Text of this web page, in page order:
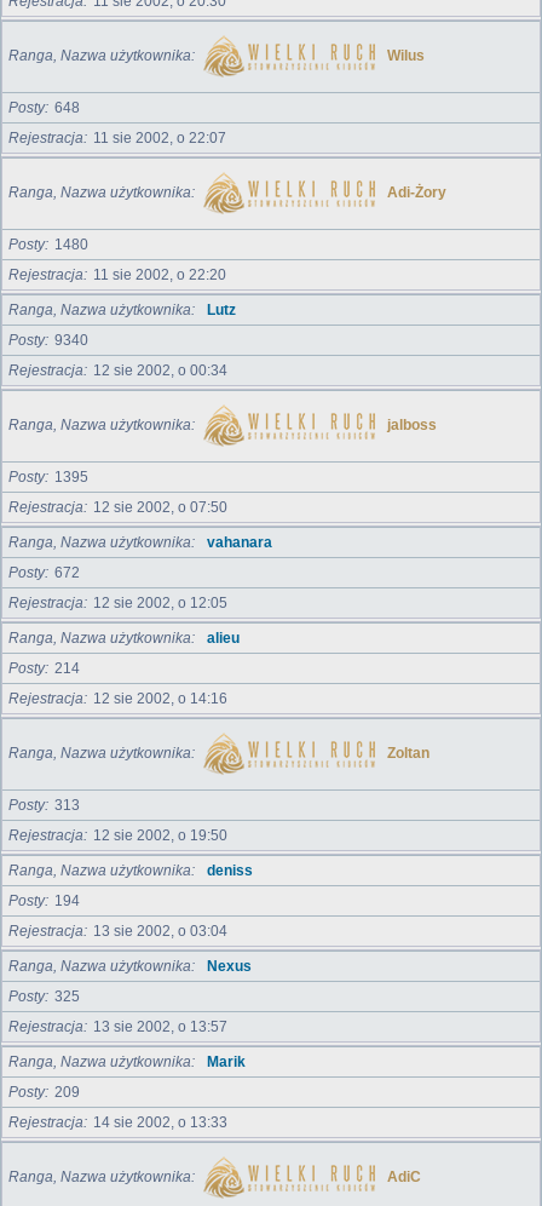
Ranga, Nazwa użytkownika Wilus
Posty 648
Rejestracja
11 sie 2002, o 22:07
Ranga, Nazwa użytkownika Adi-Żory
Posty
1480
Rejestracja
11 sie 2002, o 22:20
Ranga, Nazwa użytkownika
Lutz
Posty 9340
Rejestracja
12 sie 2002, o 00:34
Ranga, Nazwa użytkownika jalboss
Posty
1395
Rejestracja
12 sie 2002, o 07:50
Ranga, Nazwa użytkownika
vahanara
Posty 672
Rejestracja
12 sie 2002, o 12:05
Ranga, Nazwa użytkownika
alieu
Posty 214
Rejestracja
12 sie 2002, o 14:16
Ranga, Nazwa użytkownika Zoltan
Posty 313
Rejestracja
12 sie 2002, o 19:50
Ranga, Nazwa użytkownika
deniss
Posty
194
Rejestracja
13 sie 2002, o 03:04
Ranga, Nazwa użytkownika
Nexus
Posty 325
Rejestracja
13 sie 2002, o 13:57
Ranga, Nazwa użytkownika
Marik
Posty 209
Rejestracja
14 sie 2002, o 13:33
Ranga, Nazwa użytkownika AdiC